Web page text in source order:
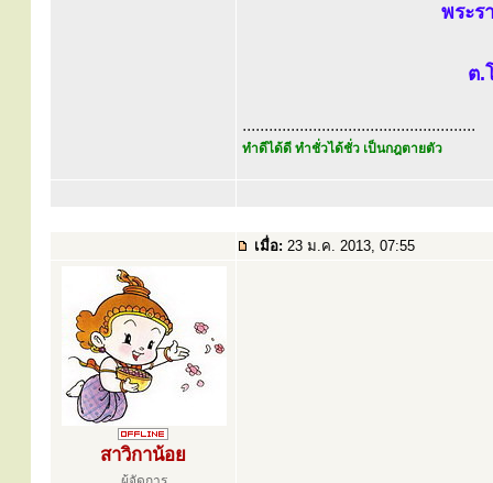
พระร
ต.
.....................................................
ทำดีได้ดี ทำชั่วได้ชั่ว เป็นกฎตายตัว
เมื่อ: 23 ม.ค. 2013, 07:55
สาวิกาน้อย